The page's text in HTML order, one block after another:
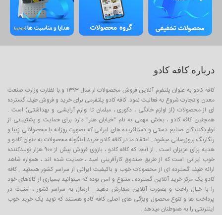
درباره کافه کادو
کافه کادو به عنوان پلتفرم آنلاین فروش محصولات از سال ۱۳۹۳ و با نظارت وزارت صنعت
معدن و تجارت شروع به فعالیت نمود. کافه کادو پلتفرمی برای خرید و فروش طیف گسترده
ای از محصولات (از لوازم خانگی ، دکوری ، مبلمان تا لوازم آرایشی و بهداشتی) است .
همچنین کافه کادو ، بخش مهمی به نام "خیابان هنر" دارد برای حمایت و پشتیبانی از
تولیدکنندگان صنایع دستی و دستآفریده های ایرانی که بصورت روزانه با محصولاتی زیبا و
رنگارنگ بروزرسانی میشود . اعتقاد ما در کافه کادو خرید اینگونه محصولات به عنوان کادو و
هدیه برای عزیزان است . از آنجا که کافه کادو ، بازوی فروش بیش از ۹۰۰ هزار تولیدکننده
خوب ایرانی است که از طریق صندوق کارآفرینی امید ، حمایت شده اند ، همواره شاهد
ارائه طیف گسترده ای از محصولات خوب و باکیفیت ایرانی از سراسر کشور هستید . کافه
کادو یک مرکز خرید آنلاین گسترده ، متنوع و امن بوده که میتوانید بسیاری از کالاهای خود
را با خیال راحت و بصورت آنلاین سفارش دهید . ارسال به سراسر کشور ، امنیت در
پرداخت ها و تنوع محصول ویژگی های اصلی کافه کادو هستند که نوید یک خرید خوب
اینترنتی را به هموطنان میدهد .